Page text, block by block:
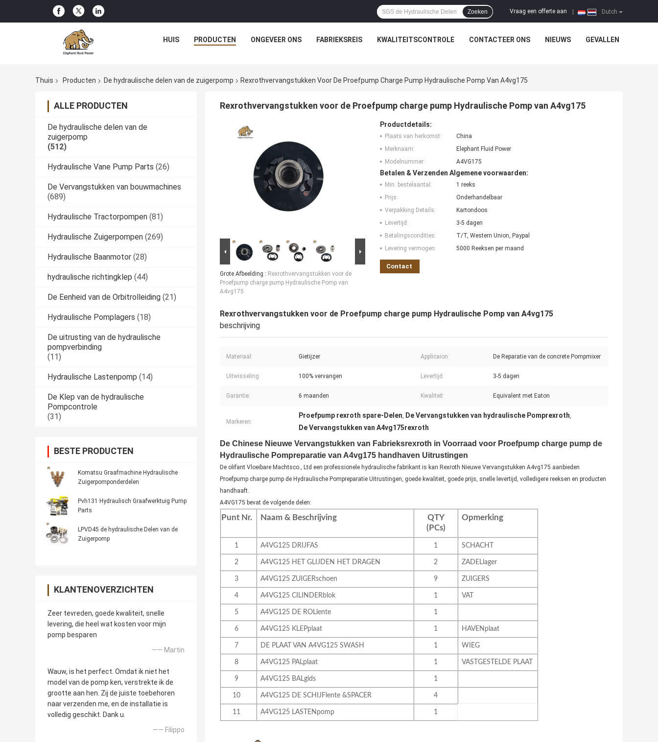
Dutch
Vraag een offerte aan
Zoeken
HUIS PRODUCTEN ONGEVEER ONS FABRIEKSREIS KWALITEITSCONTROLE CONTACTEER ONS NIEUWS GEVALLEN
Thuis Producten De hydraulische delen van de zuigerpomp Rexrothvervangstukken Voor De Proefpump Charge Pump Hydraulische Pomp Van A4vg175
ALLE PRODUCTEN
De hydraulische delen van de
zuigerpomp
(512)
Hydraulische Vane Pump Parts (26)
De Vervangstukken van bouwmachines
(689)
Hydraulische Tractorpompen (81)
Hydraulische Zuigerpompen (269)
Hydraulische Baanmotor (28)
hydraulische richtingklep (44)
De Eenheid van de Orbitrolleiding (21)
Hydraulische Pomplagers (18)
De uitrusting van de hydraulische
pompverbinding
(11)
Hydraulische Lastenpomp (14)
De Klep van de hydraulische
Pompcontrole
(31)
BESTE PRODUCTEN
Komatsu Graafmachine Hydraulische
Zuigerpomponderdelen
Pvh131 Hydraulisch Graafwerktuig Pump
Parts
LPVD45 de hydraulische Delen van de
Zuigerpomp
KLANTENOVERZICHTEN
Zeer tevreden, goede kwaliteit, snelle
levering, die heel wat kosten voor mijn
pomp besparen
—— Martin
Wauw, is het perfect. Omdat ik niet het
model van de pomp ken, verstrekte ik de
grootte aan hen. Zij de juiste toebehoren
naar verzenden me, en de installatie is
volledig geschikt. Dank u.
—— Filippo
Rexrothvervangstukken voor de Proefpump charge pump Hydraulische Pomp van A4vg175
Grote Afbeelding : Rexrothvervangstukken voor de
Proefpump charge pump Hydraulische Pomp van
A4vg175
Productdetails:
Plaats van herkomst:
China
Merknaam:
Elephant Fluid Power
Modelnummer:
A4VG175
Betalen & Verzenden Algemene voorwaarden:
Min. bestelaantal:
1 reeks
Prijs:
Onderhandelbaar
Verpakking Details:
Kartondoos
Levertijd:
3-5 dagen
Betalingscondities:
T/T, Western Union, Paypal
Levering vermogen:
5000 Reeksen per maand
Contact
Rexrothvervangstukken voor de Proefpump charge pump Hydraulische Pomp van A4vg175
beschrijving
Materiaal: Gietijzer Applicaion: De Reparatie van de concrete Pompmixer
Uitwisseling: 100% vervangen Levertijd: 3-5 dagen
Garantie: 6 maanden Kwaliteit: Equivalent met Eaton
Markeren:
Proefpump rexroth spare-Delen, De Vervangstukken van hydraulische Pomprexroth,
De Vervangstukken van A4vg175rexroth
De Chinese Nieuwe Vervangstukken van Fabrieksrexroth in Voorraad voor Proefpump charge pump de
Hydraulische Pompreparatie van A4vg175 handhaven Uitrustingen
De olifant Vloeibare Machtsco., Ltd een professionele hydraulische fabrikant is kan Rexroth Nieuwe Vervangstukken A4vg175 aanbieden
Proefpump charge pump de Hydraulische Pompreparatie Uitrustingen, goede kwaliteit, goede prijs, snelle levertijd, volledigere reeksen en producten
handhaaft.
A4VG175 bevat de volgende delen:
Punt Nr. Naam & Beschrijving
QTY
(PCs)
Opmerking
1 A4VG125 DRIJFAS 1 SCHACHT
2 A4VG125 HET GLIJDEN HET DRAGEN 2 ZADELlager
3 A4VG125 ZUIGERschoen 9 ZUIGERS
4 A4VG125 CILINDERblok 1 VAT
5 A4VG125 DE ROLlente 1
6 A4VG125 KLEPplaat 1 HAVENplaat
7 DE PLAAT VAN A4VG125 SWASH 1 WIEG
8 A4VG125 PALplaat 1 VASTGESTELDE PLAAT
9 A4VG125 BALgids 1
10 A4VG125 DE SCHIJFlente &SPACER 4
11 A4VG125 LASTENpomp 1